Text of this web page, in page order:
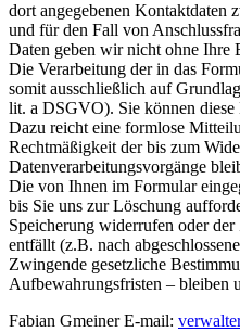
dort angegebenen Kontaktdaten
und für den Fall von
Daten geben wir nicht ohne Ihre
Die Verarbeitung der in das
somit ausschließlich auf
lit. a DSGVO). Sie können
Dazu reicht eine formlose
Rechtmäßigkeit der bis zum
Datenverarbeitungsvorgänge
Die von Ihnen im Formular
bis Sie uns zur Löschung
Speicherung widerrufen oder
entfällt (z.B. nach
Zwingende gesetzliche
Aufbewahrungsfristen – bleiben
Fabian Gmeiner E-mail: